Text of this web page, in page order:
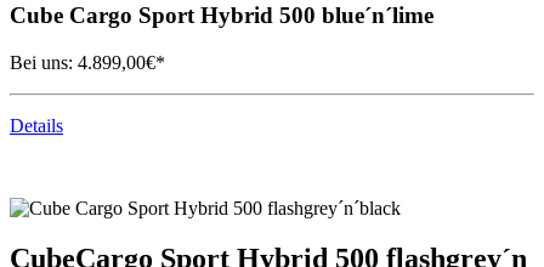
Cube Cargo Sport Hybrid 500 blue´n´lime
Bei uns: 4.899,00€*
Details
CubeCargo Sport Hybrid 500 flashgrey´n